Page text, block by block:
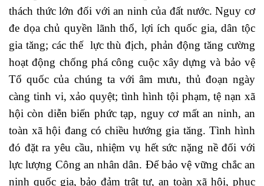
thách thức lớn đối với an ninh của đất nước. Nguy cơ
đe dọa chủ quyền lãnh thổ, lợi ích quốc gia, dân tộc
gia tăng; các thế lực thù địch, phản động tăng cường
hoạt động chống phá công cuộc xây dựng và bảo vệ
Tổ quốc của chúng ta với âm mưu, thủ đoạn ngày
càng tinh vi, xảo quyệt; tình hình tội phạm, tệ nạn xã
hội còn diễn biến phức tạp, nguy cơ mất an ninh, an
toàn xã hội đang có chiều hướng gia tăng. Tình hình
đó đặt ra yêu cầu, nhiệm vụ hết sức nặng nề đối với
lực lượng Công an nhân dân. Để bảo vệ vững chắc an
ninh quốc gia, bảo đảm trật tự, an toàn xã hội, phục